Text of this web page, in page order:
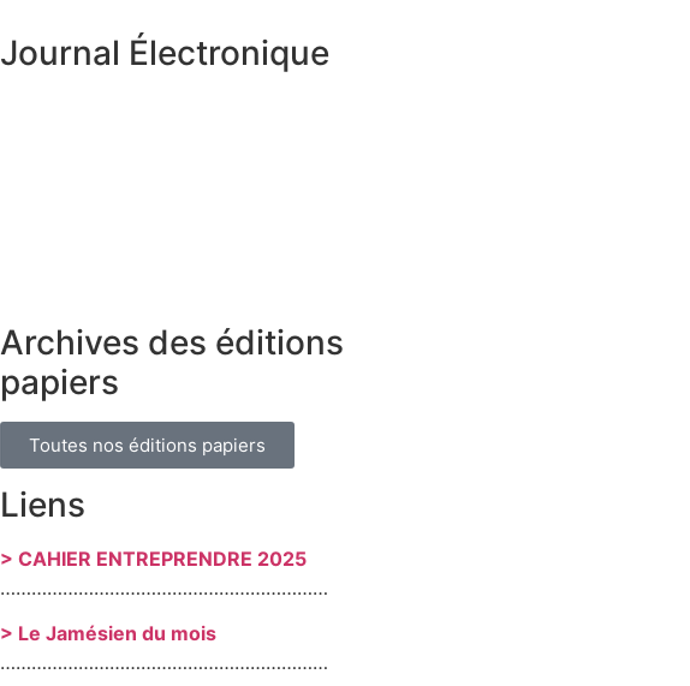
Journal Électronique
Archives des éditions
papiers
Toutes nos éditions papiers
Liens
> CAHIER ENTREPRENDRE 2025
………………………………………………………
> Le Jamésien du mois
………………………………………………………